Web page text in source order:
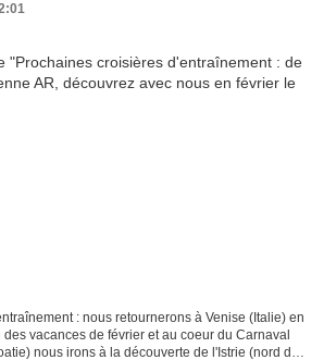
: nous retournerons à Venise (Italie) en
vacances de février et au coeur du Carnaval
nous irons à la découverte de l'Istrie (nord de